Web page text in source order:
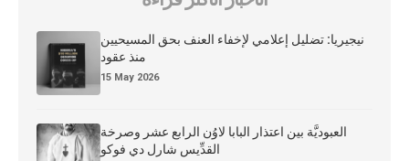
نيجيريا: تضليل إعلامي لإخفاء العنف بحق المسيحيين
منذ عقود
15 May 2026
العبوديَّة بين اعتذار البابا لاوُن الرابع عشر وصرخة
القدِّيس شارل دي فوكو